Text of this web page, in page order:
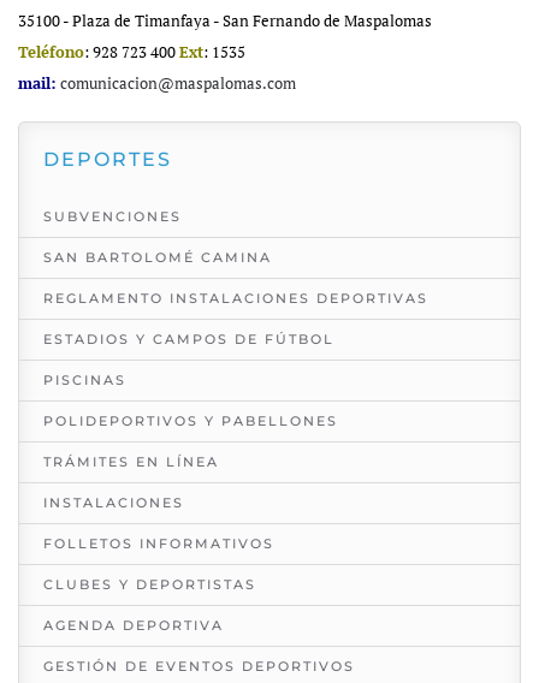
35100 - Plaza de Timanfaya - San Fernando de Maspalomas
Teléfono: 928 723 400Ext: 1535
mail: comunicacion@maspalomas.com
DEPORTES
SUBVENCIONES
SAN BARTOLOMÉ CAMINA
REGLAMENTO INSTALACIONES DEPORTIVAS
ESTADIOS Y CAMPOS DE FÚTBOL
PISCINAS
POLIDEPORTIVOS Y PABELLONES
TRÁMITES EN LÍNEA
INSTALACIONES
FOLLETOS INFORMATIVOS
CLUBES Y DEPORTISTAS
AGENDA DEPORTIVA
GESTIÓN DE EVENTOS DEPORTIVOS